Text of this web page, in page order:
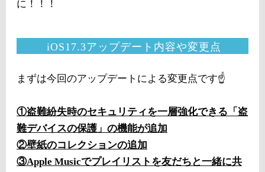
に！！！
iOS17.3アップデート内容や変更点
まずは今回のアップデートによる変更点です☝️
①盗難紛失時のセキュリティを一層強化できる「盗
難デバイスの保護」の機能が追加
②壁紙のコレクションの追加
③Apple Musicでプレイリストを友だちと一緒に共